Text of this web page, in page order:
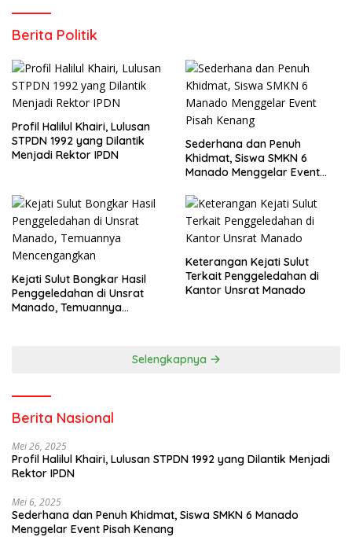
Berita Politik
Profil Halilul Khairi, Lulusan
STPDN 1992 yang Dilantik
Menjadi Rektor IPDN
Sederhana dan Penuh
Khidmat, Siswa SMKN 6
Manado Menggelar Event
Kejati Sulut Bongkar Hasil
Penggeledahan di Unsrat
Manado, Temuannya
Keterangan Kejati Sulut
Terkait Penggeledahan di
Kantor Unsrat Manado
Selengkapnya
Berita Nasional
Mei 26, 2025
Profil Halilul Khairi, Lulusan STPDN 1992 yang Dilantik Menjadi
Rektor IPDN
Mei 6, 2025
Sederhana dan Penuh Khidmat, Siswa SMKN 6 Manado
Menggelar Event Pisah Kenang